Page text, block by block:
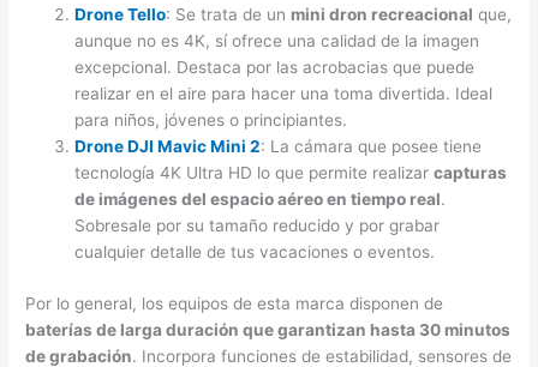
Drone Tello: Se trata de un mini dron recreacional que,
aunque no es 4K, sí ofrece una calidad de la imagen
excepcional. Destaca por las acrobacias que puede
realizar en el aire para hacer una toma divertida. Ideal
para niños, jóvenes o principiantes.
Drone DJI Mavic Mini 2: La cámara que posee tiene
tecnología 4K Ultra HD lo que permite realizarcapturas
de imágenes del espacio aéreo en tiempo real.
Sobresale por su tamaño reducido y por grabar
cualquier detalle de tus vacaciones o eventos.
Por lo general, los equipos de esta marca disponen de
baterías de larga duración que garantizan hasta 30 minutos
de grabación. Incorpora funciones de estabilidad, sensores de